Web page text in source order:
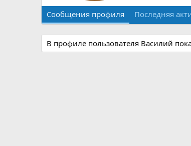
Сообщения профиля Последняя
В профиле пользователя Василий